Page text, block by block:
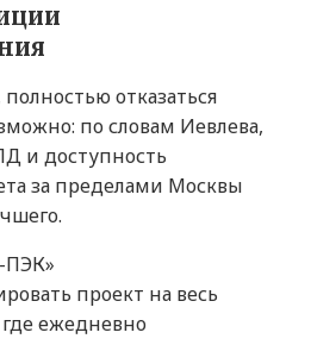
отказаться
по словам Иевлева,
и доступность
за пределами Москвы
ПЭК»
проект на весь
ежедневно